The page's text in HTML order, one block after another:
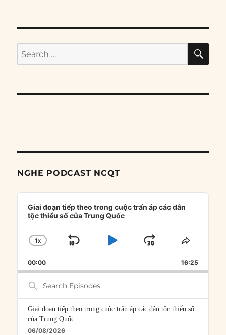
Search
for:
NGHE PODCAST NCQT
Audio
Player
Giai đoạn tiếp theo trong cuộc trấn áp các dân
tộc thiểu số của Trung Quốc
CHANGE
RATE
1X
SKIP
PLAYJUMP
FORWARD
SHARE
00:00 16:25
Search
Episodes
Giai đoạn tiếp theo trong cuộc trấn áp các dân tộc thiểu số
của Trung Quốc
06/08/2026